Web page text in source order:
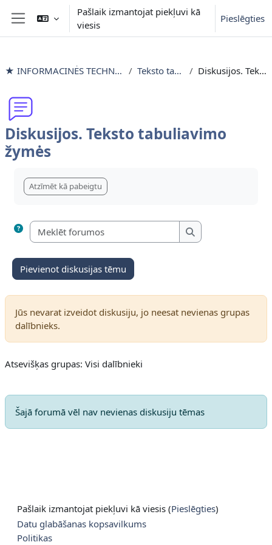
Atvērt galveno saturu
Sānu panelis
Pašlaik izmantojat piekļuvi kā
viesis
Pieslēgties
★ INFORMACINĖS TECHNOLOGIJOS išlyginamieji mokymai Teksto tabuliavimo žymės Diskusijos. Teksto tabuliavimo žymės
Diskusijos. Teksto tabuliavimo
žymės
Atzīmēt kā pabeigtu
Meklēt forumos
Meklēt forumos
Pievienot diskusijas tēmu
Jūs nevarat izveidot diskusiju, jo neesat nevienas grupas
dalībnieks.
Atsevišķas grupas: Visi dalībnieki
Šajā forumā vēl nav nevienas diskusiju tēmas
Pašlaik izmantojat piekļuvi kā viesis (Pieslēgties)
Datu glabāšanas kopsavilkums
Politikas